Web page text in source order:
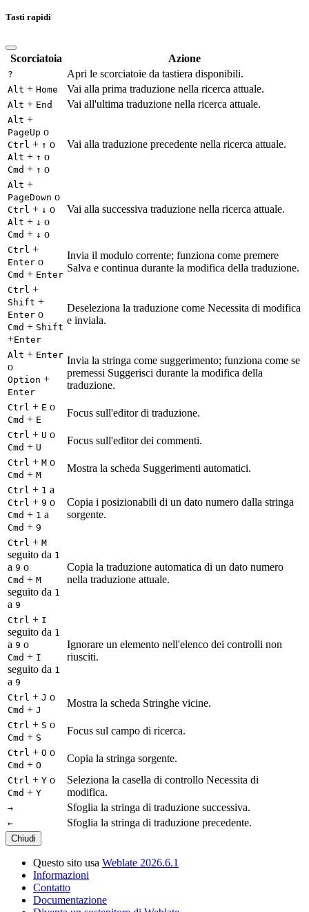
Tasti rapidi
Scorciatoia Azione
? Apri le scorciatoie da tastiera disponibili.
Alt + Home Vai alla prima traduzione nella ricerca attuale.
Alt + End Vai all'ultima traduzione nella ricerca attuale.
Alt +
PageUp o
Ctrl + ↑ o
Alt + ↑ o
Cmd + ↑ o
Vai alla traduzione precedente nella ricerca attuale.
Alt +
PageDown o
Ctrl + ↓ o
Alt + ↓ o
Cmd + ↓ o
Vai alla successiva traduzione nella ricerca attuale.
Ctrl +
Enter o
Cmd + Enter
Invia il modulo corrente; funziona come premere
Salva e continua durante la modifica della traduzione.
Ctrl +
Shift +
Enter o
Cmd + Shift
+Enter
Deseleziona la traduzione come Necessita di modifica
e inviala.
Alt + Enter
o
Option +
Enter
Invia la stringa come suggerimento; funziona come se
premessi Suggerisci durante la modifica della
traduzione.
Ctrl + E o
Cmd + E
Focus sull'editor di traduzione.
Ctrl + U o
Cmd + U
Focus sull'editor dei commenti.
Ctrl + M o
Cmd + M
Mostra la scheda Suggerimenti automatici.
Ctrl + 1 a
Ctrl + 9 o
Cmd + 1 a
Cmd + 9
Copia i posizionabili di un dato numero dalla stringa
sorgente.
Ctrl + M
seguito da 1
a 9 o
Cmd + M
seguito da 1
a 9
Copia la traduzione automatica di un dato numero
nella traduzione attuale.
Ctrl + I
seguito da 1
a 9 o
Cmd + I
seguito da 1
a 9
Ignorare un elemento nell'elenco dei controlli non
riusciti.
Ctrl + J o
Cmd + J
Mostra la scheda Stringhe vicine.
Ctrl + S o
Cmd + S
Focus sul campo di ricerca.
Ctrl + O o
Cmd + O
Copia la stringa sorgente.
Ctrl + Y o
Cmd + Y
Seleziona la casella di controllo Necessita di
modifica.
→ Sfoglia la stringa di traduzione successiva.
← Sfoglia la stringa di traduzione precedente.
Chiudi
Questo sito usa Weblate 2026.6.1
Informazioni
Contatto
Documentazione